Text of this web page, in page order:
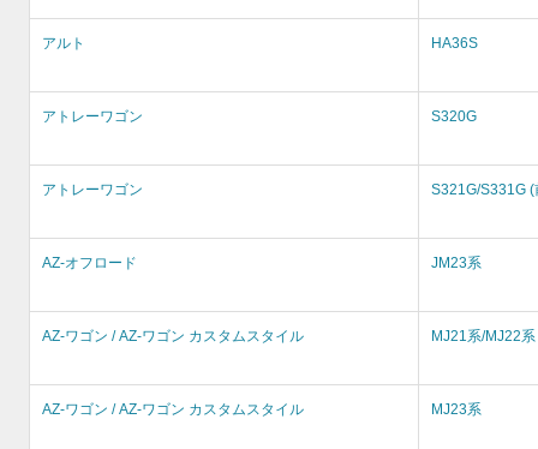
アルト HA36S
アトレーワゴン S320G
アトレーワゴン S321G/S331G (
AZ-オフロード JM23系
AZ-ワゴン / AZ-ワゴン カスタムスタイル MJ21系/MJ22系
AZ-ワゴン / AZ-ワゴン カスタムスタイル MJ23系